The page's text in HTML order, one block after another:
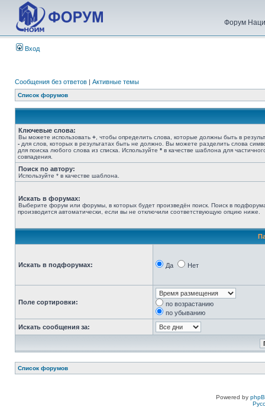
Форум
Вход
Сообщения без ответов | Активные темы
Список форумов
Ключевые слова:
Вы можете использовать + , чтобы определить слова, которые должны быть в
- для слов, которых в результатах быть не должно. Вы можете разделить слова
для поиска любого слова из списка. Используйте * в качестве шаблона для
совпадения.
Поиск по автору:
Используйте * в качестве шаблона.
Искать в форумах:
Выберите форум или форумы, в которых будет произведён поиск. Поиск в
производится автоматически, если вы не отключили соответствующую опцию ниже.
Искать в подфорумах: Да Нет
Поле сортировки:
по возрастанию
по убыванию
Искать сообщения за:
Список форумов
Powered by